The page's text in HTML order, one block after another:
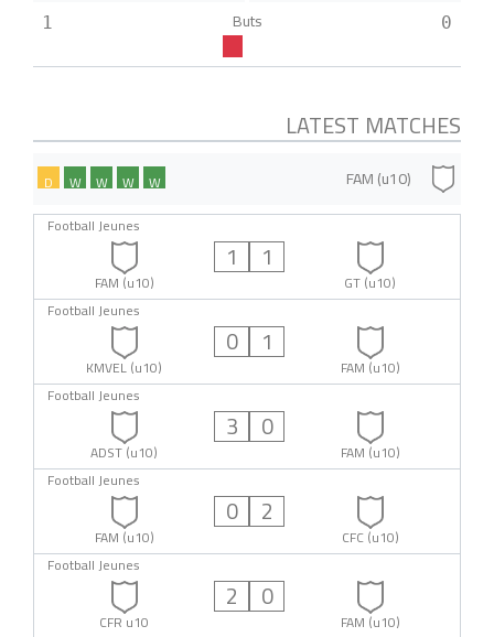
0
Buts
1
LATEST MATCHES
FAM (u10)
W
W
W
W
D
Football Jeunes
FAM (u10)
1 1
GT (u10)
Football Jeunes
KMVEL (u10)
0 1
FAM (u10)
Football Jeunes
ADST (u10)
3 0
FAM (u10)
Football Jeunes
FAM (u10)
0 2
CFC (u10)
Football Jeunes
CFR u10
2 0
FAM (u10)